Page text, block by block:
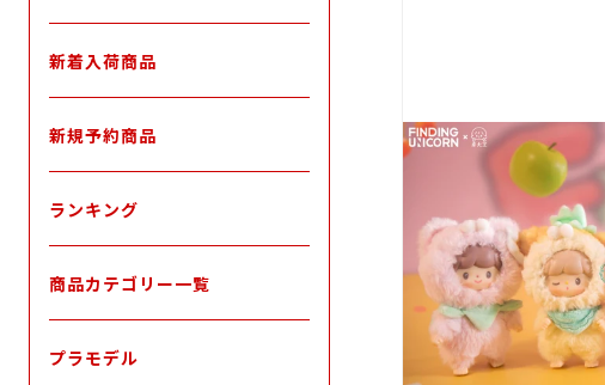
新着入荷商品
新規予約商品
ランキング
商品カテゴリー一覧
プラモデル